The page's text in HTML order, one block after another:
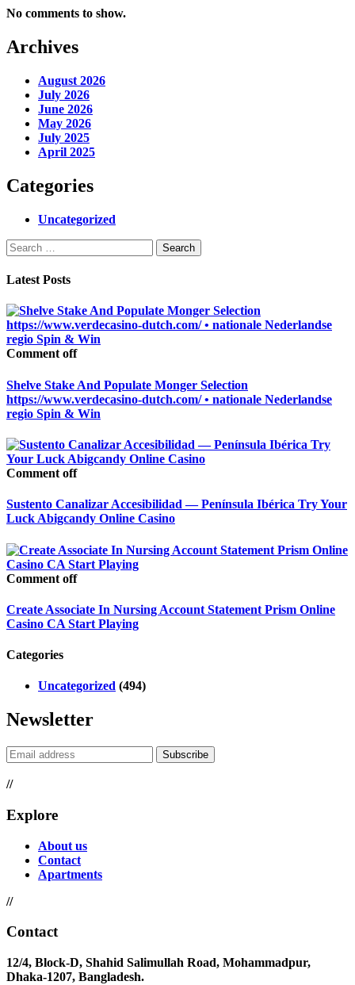
No comments to show.
Archives
August 2026
July 2026
June 2026
May 2026
July 2025
April 2025
Categories
Uncategorized
Search
for:
Latest Posts
Comment off
Shelve Stake And Populate Monger Selection
https://www.verdecasino-dutch.com/ • nationale Nederlandse
regio Spin & Win
Comment off
Sustento Canalizar Accesibilidad — Península Ibérica Try Your
Luck Abigcandy Online Casino
Comment off
Create Associate In Nursing Account Statement Prism Online
Casino CA Start Playing
Categories
Uncategorized (494)
Newsletter
Subscribe
//
Explore
About us
Contact
Apartments
//
Contact
12/4, Block-D, Shahid Salimullah Road, Mohammadpur,
Dhaka-1207, Bangladesh.